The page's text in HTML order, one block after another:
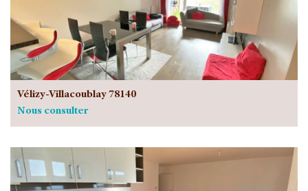
Vélizy-Villacoublay 78140
Nous consulter